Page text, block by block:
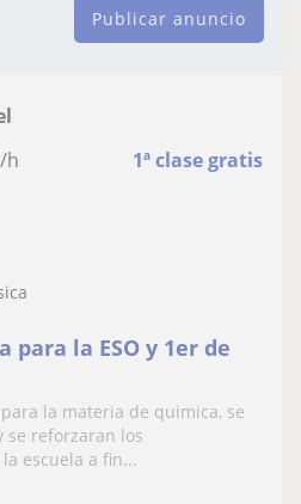
Publicar anuncio
/h 1ª clase gratis
la ESO y 1er de
la materia de quimica, se
se reforzaran los
escuela a fin...